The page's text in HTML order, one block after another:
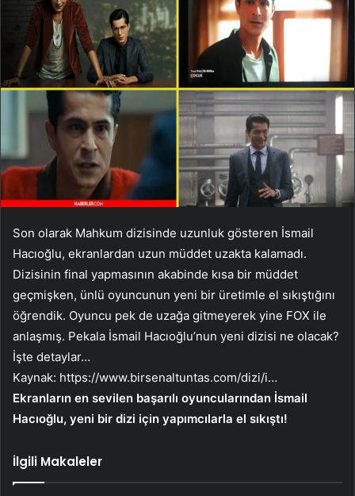
Son olarak Mahkum dizisinde uzunluk gösteren İsmail
Hacıoğlu, ekranlardan uzun müddet uzakta kalamadı.
Dizisinin final yapmasının akabinde kısa bir müddet
geçmişken, ünlü oyuncunun yeni bir üretimle el sıkıştığını
öğrendik. Oyuncu pek de uzağa gitmeyerek yine FOX ile
anlaşmış. Pekala İsmail Hacıoğlu’nun yeni dizisi ne olacak?
İşte detaylar…
Kaynak: https://www.birsenaltuntas.com/dizi/i…
Ekranların en sevilen başarılı oyuncularından İsmail
Hacıoğlu, yeni bir dizi için yapımcılarla el sıkıştı!
İlgili Makaleler